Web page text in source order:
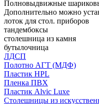
Полновыдвижные
Дополнительно можно
лоток для стол. приборов
тандембоксы
столешница из камня
бутылочница
ЛДСП
Полотно АГТ (МДФ)
Пластик HPL
Пленка ПВХ
Пластик Alvic Luxe
Столешницы из